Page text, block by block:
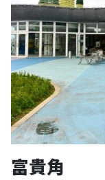
富貴角